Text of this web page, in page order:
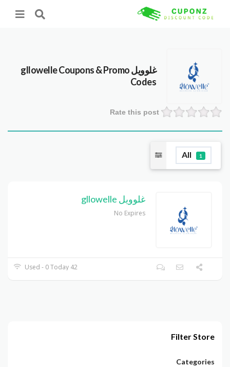
غلوويل gllowelleCoupons & Promo
Codes
Rate this post
All 1
غلوويل gllowelle
No Expires
42 Used - 0 Today
Filter Store
Categories